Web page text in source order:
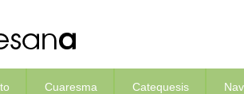
Cuaresma Catequesis